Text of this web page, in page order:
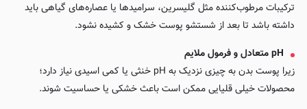
ترکیبات مرطوب‌کننده مثل گلیسرین، سرامیدها یا عصاره‌های گیاهی باید
داشته باشد تا بعد از شستشو پوست خشک و کشیده نشود.
pH متعادل و فرمول ملایم
زیرا پوست بدن به چیزی نزدیک به pH خنثی یا کمی اسیدی نیاز دارد؛
محصولات خیلی قلیایی ممکن است باعث خشکی یا حساسیت شوند.